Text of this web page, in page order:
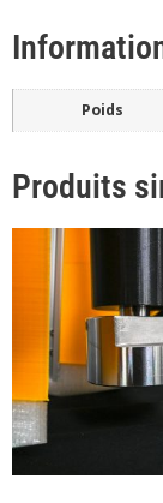
Poids
Produits